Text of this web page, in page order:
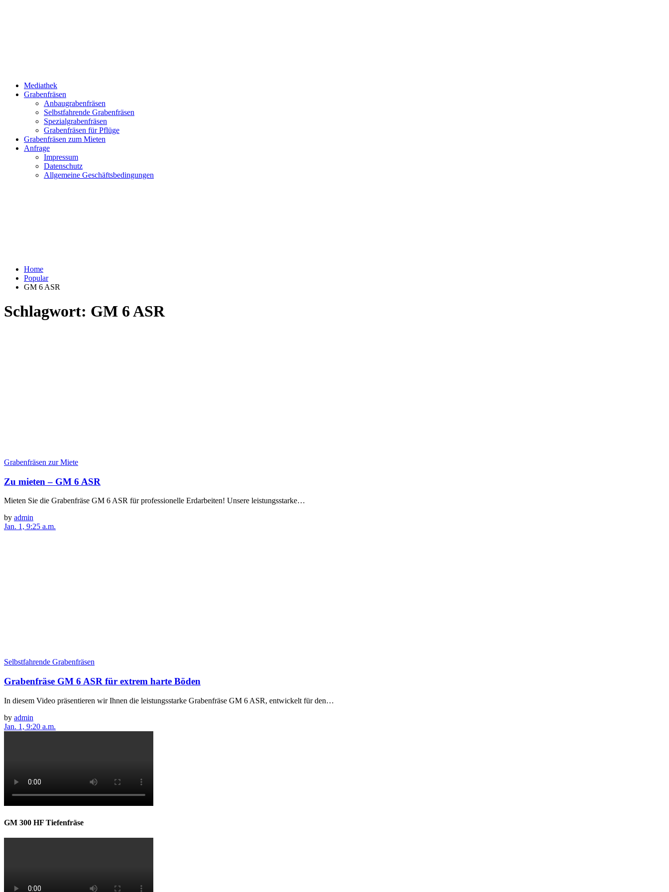
Mediathek
Grabenfräsen
Anbaugrabenfräsen
Selbstfahrende Grabenfräsen
Spezialgrabenfräsen
Grabenfräsen für Pflüge
Grabenfräsen zum Mieten
Anfrage
Impressum
Datenschutz
Allgemeine Geschäftsbedingungen
Home
Popular
GM 6 ASR
Schlagwort: GM 6 ASR
Grabenfräsen zur Miete
Zu mieten – GM 6 ASR
Mieten Sie die Grabenfräse GM 6 ASR für professionelle Erdarbeiten! Unsere leistungsstarke…
by admin
Jan. 1, 9:25 a.m.
Selbstfahrende Grabenfräsen
Grabenfräse GM 6 ASR für extrem harte Böden
In diesem Video präsentieren wir Ihnen die leistungsstarke Grabenfräse GM 6 ASR, entwickelt für den…
by admin
Jan. 1, 9:20 a.m.
GM 300 HF Tiefenfräse